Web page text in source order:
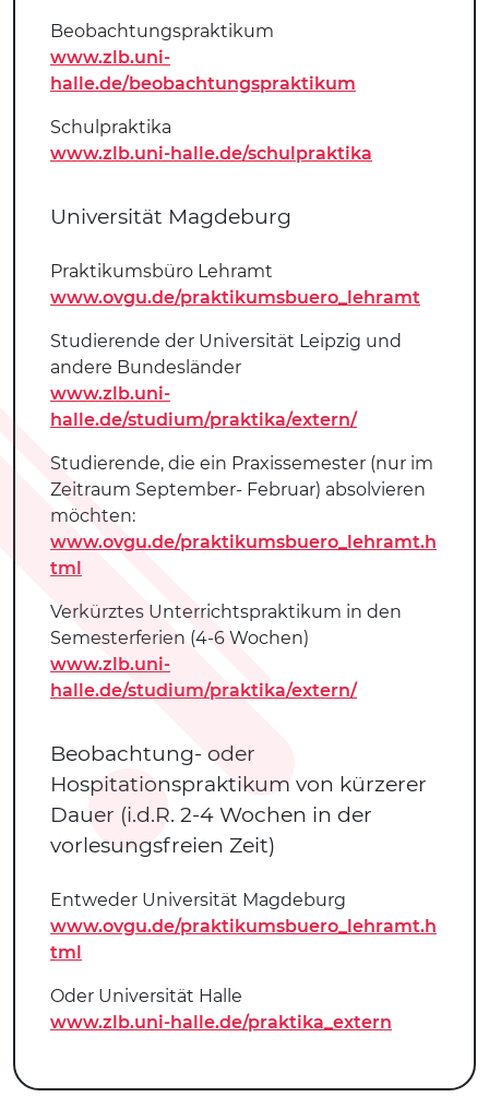
Beobachtungspraktikum
www.zlb.uni-
halle.de/beobachtungspraktikum
Schulpraktika
www.zlb.uni-halle.de/schulpraktika
Universität Magdeburg
Praktikumsbüro Lehramt
www.ovgu.de/praktikumsbuero_lehramt
Studierende der Universität Leipzig und
andere Bundesländer
www.zlb.uni-
halle.de/studium/praktika/extern/
Studierende, die ein Praxissemester (nur im
Zeitraum September- Februar) absolvieren
möchten:
www.ovgu.de/praktikumsbuero_lehramt.h
tml
Verkürztes Unterrichtspraktikum in den
Semesterferien (4-6 Wochen)
www.zlb.uni-
halle.de/studium/praktika/extern/
Beobachtung- oder
Hospitationspraktikum von kürzerer
Dauer (i.d.R. 2-4 Wochen in der
vorlesungsfreien Zeit)
Entweder Universität Magdeburg
www.ovgu.de/praktikumsbuero_lehramt.h
tml
Oder Universität Halle
www.zlb.uni-halle.de/praktika_extern